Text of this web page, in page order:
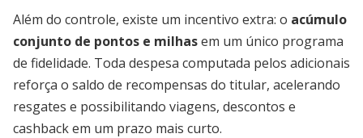
Além do controle, existe um incentivo extra: o acúmulo
conjunto de pontos e milhasem um único programa
de fidelidade. Toda despesa computada pelos adicionais
reforça o saldo de recompensas do titular, acelerando
resgates e possibilitando viagens, descontos e
cashback em um prazo mais curto.